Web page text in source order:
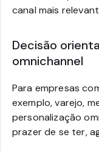
canal mais
Decisão
omnichannel
Para empresas
exemplo, varejo,
personalização
prazer de se ter,